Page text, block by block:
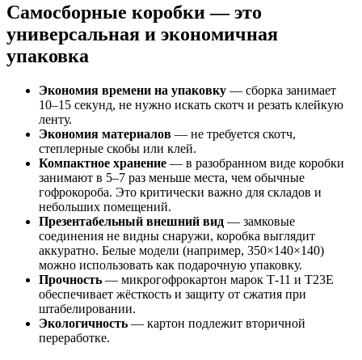
Самосборные коробки — это
универсальная и экономичная
упаковка
Экономия времени на упаковку — сборка занимает
10–15 секунд, не нужно искать скотч и резать клейкую
ленту.
Экономия материалов — не требуется скотч,
степлерные скобы или клей.
Компактное хранение — в разобранном виде коробки
занимают в 5–7 раз меньше места, чем обычные
гофрокороба. Это критически важно для складов и
небольших помещений.
Презентабельный внешний вид — замковые
соединения не видны снаружи, коробка выглядит
аккуратно. Белые модели (например, 350×140×140)
можно использовать как подарочную упаковку.
Прочность — микрогофрокартон марок Т-11 и Т23Е
обеспечивает жёсткость и защиту от сжатия при
штабелировании.
Экологичность — картон подлежит вторичной
переработке.